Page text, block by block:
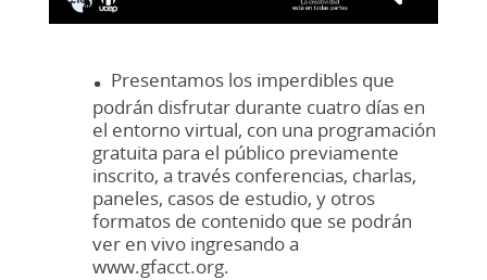
. Presentamos los imperdibles que
podrán disfrutar durante cuatro días en
el entorno virtual, con una programación
gratuita para el público previamente
inscrito, a través conferencias, charlas,
paneles, casos de estudio, y otros
formatos de contenido que se podrán
ver en vivo ingresando a
www.gfacct.org.